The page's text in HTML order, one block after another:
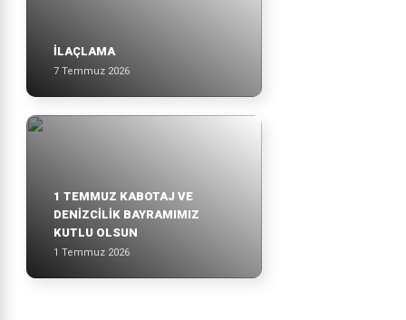
İLAÇLAMA
7 Temmuz 2026
1 TEMMUZ KABOTAJ VE
DENİZCİLİK BAYRAMIMIZ
KUTLU OLSUN
1 Temmuz 2026